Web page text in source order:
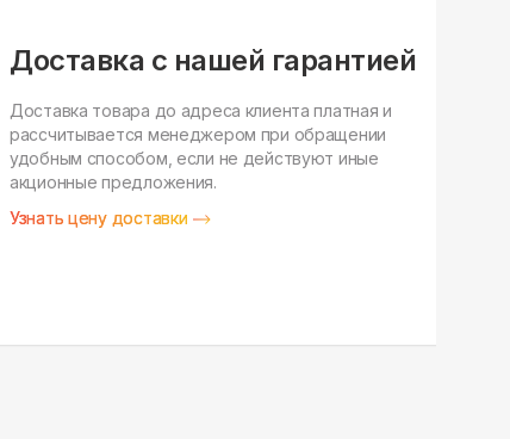
Доставка с нашей гарантией
Доставка товара до адреса клиента платная и
рассчитывается менеджером при обращении
удобным способом, если не действуют иные
акционные предложения.
Узнать цену доставки